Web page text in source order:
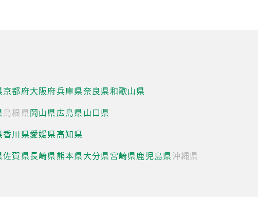
京都府大阪府兵庫県奈良県和歌山県
島根県岡山県広島県山口県
香川県愛媛県高知県
佐賀県長崎県熊本県大分県宮崎県鹿児島県沖縄県